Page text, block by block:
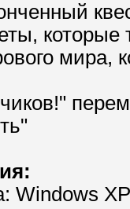
мира,
Windows